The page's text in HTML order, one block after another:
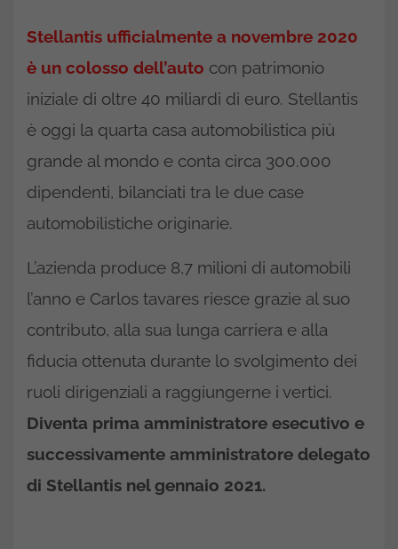
Stellantis ufficialmente a novembre 2020
è un colosso dell’auto con patrimonio
iniziale di oltre 40 miliardi di euro. Stellantis
è oggi la quarta casa automobilistica più
grande al mondo e conta circa 300.000
dipendenti, bilanciati tra le due case
automobilistiche originarie.
L’azienda produce 8,7 milioni di automobili
l’anno e Carlos tavares riesce grazie al suo
contributo, alla sua lunga carriera e alla
fiducia ottenuta durante lo svolgimento dei
ruoli dirigenziali a raggiungerne i vertici.
Diventa prima amministratore esecutivo e
successivamente amministratore delegato
di Stellantis nel gennaio 2021.